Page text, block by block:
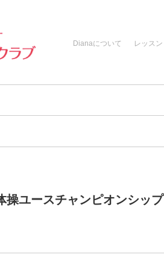
Dianaについて レッスン
操ユースチャンピオンシップ